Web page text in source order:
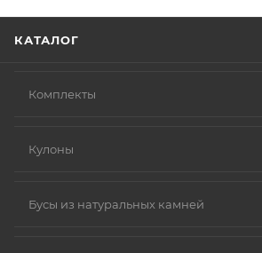
КАТАЛОГ
Комплекты
Кулоны
Бусы из натуральных камней